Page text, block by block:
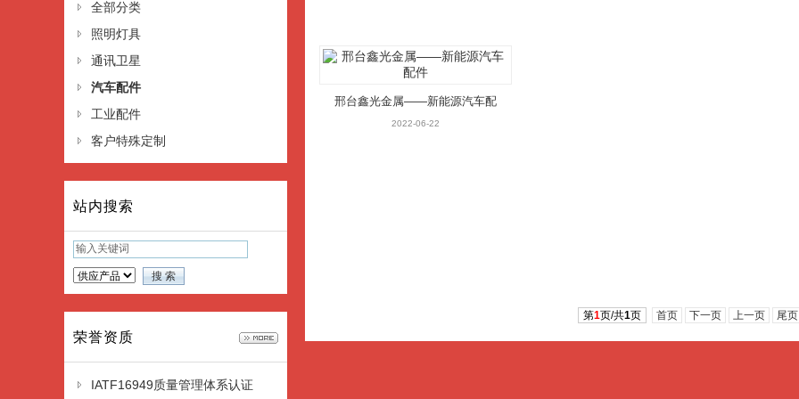
全部分类
照明灯具
通讯卫星
汽车配件
工业配件
客户特殊定制
站内搜索
荣誉资质
IATF16949质量管理体系认证
邢台鑫光金属——新能源汽车配
件
2022-06-22
第1页/共1页 首页 下一页 上一页 尾